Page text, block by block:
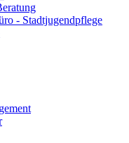
- Stadtjugendpflege